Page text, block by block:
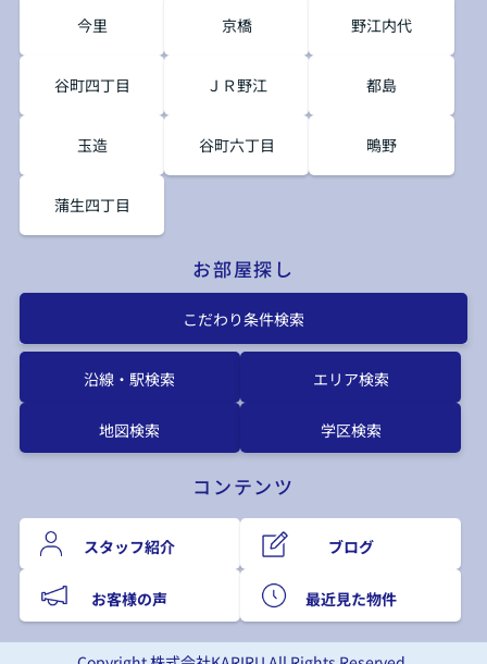
今里 京橋 野江内代
谷町四丁目 ＪＲ野江 都島
玉造 谷町六丁目 鴫野
蒲生四丁目
お部屋探し
こだわり条件検索
沿線・駅検索 エリア検索
地図検索 学区検索
コンテンツ
スタッフ紹介 ブログ
お客様の声 最近見た物件